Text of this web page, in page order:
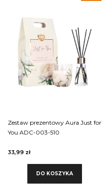
Zestaw prezentowy Aura Just for
You ADC-003-510
33,99 zł
DO KOSZYKA